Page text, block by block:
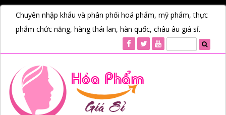
Chuyên nhập khẩu và phân phối hoá phẩm, mỹ phẩm, thực
phẩm chức năng, hàng thái lan, hàn quốc, châu âu giá sỉ.